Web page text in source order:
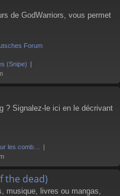
de GodWarriors, vous permet
Forum
(Snipe)
? Signalez-le ici en le décrivant
les comb…
the dead)
musique, livres ou mangas,